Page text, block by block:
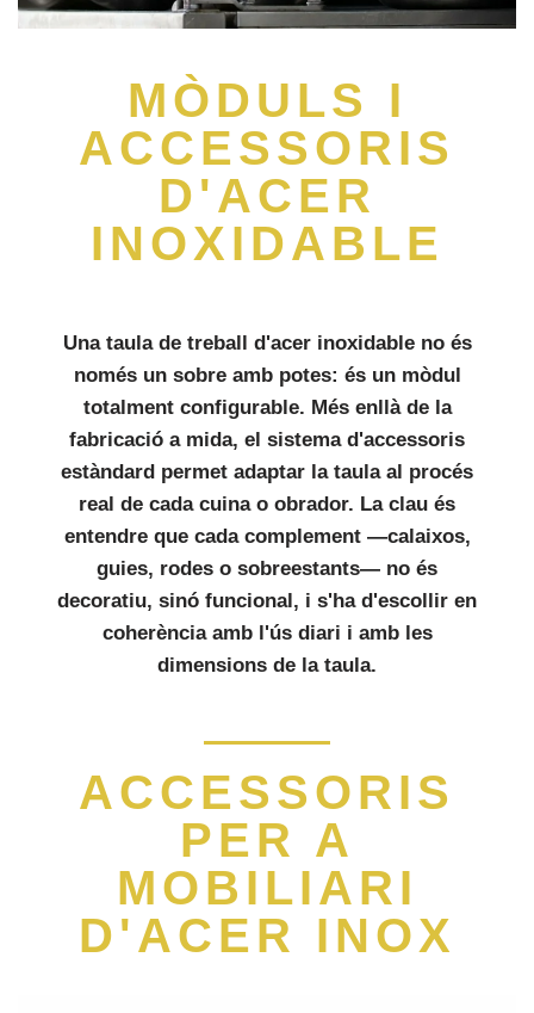
MÒDULS I
ACCESSORIS
D'ACER
INOXIDABLE
Una taula de treball d'acer inoxidable no és
només un sobre amb potes: és un mòdul
totalment configurable. Més enllà de la
fabricació a mida, el sistema d'accessoris
estàndard permet adaptar la taula al procés
real de cada cuina o obrador. La clau és
entendre que cada complement —calaixos,
guies, rodes o sobreestants— no és
decoratiu, sinó funcional, i s'ha d'escollir en
coherència amb l'ús diari i amb les
dimensions de la taula.
ACCESSORIS
PER A
MOBILIARI
D'ACER INOX